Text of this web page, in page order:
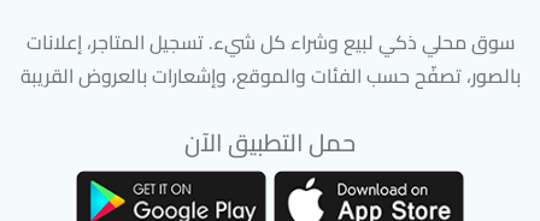
سوق محلي ذكي لبيع وشراء كل شيء. تسجيل المتاجر، إعلانات
بالصور، تصفّح حسب الفئات والموقع، وإشعارات بالعروض القريبة
حمل التطبيق الآن